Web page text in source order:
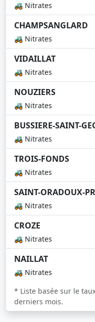
🚜 Nitrates
CHAMPSANGLARD
🚜 Nitrates
VIDAILLAT
🚜 Nitrates
NOUZIERS
🚜 Nitrates
BUSSIERE-SAINT-
🚜 Nitrates
TROIS-FONDS
🚜 Nitrates
SAINT-ORADOUX-
🚜 Nitrates
CROZE
🚜 Nitrates
NAILLAT
🚜 Nitrates
* Liste basée sur le
derniers mois.